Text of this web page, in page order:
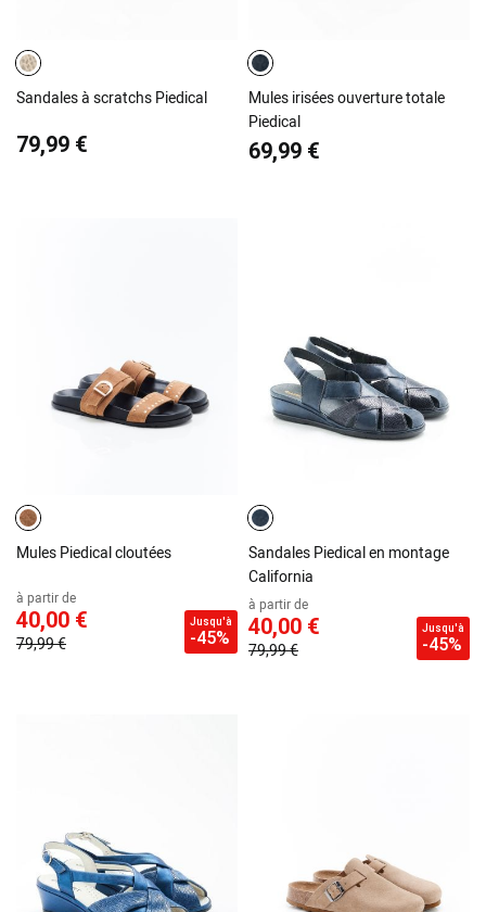
Sandales à scratchs Piedical
79,99 €
Mules irisées ouverture totale
Piedical
69,99 €
Mules Piedical cloutées
à partir de
40,00 €
79,99 €
Jusqu'à
-45%
Sandales Piedical en montage
California
à partir de
40,00 €
79,99 €
Jusqu'à
-45%